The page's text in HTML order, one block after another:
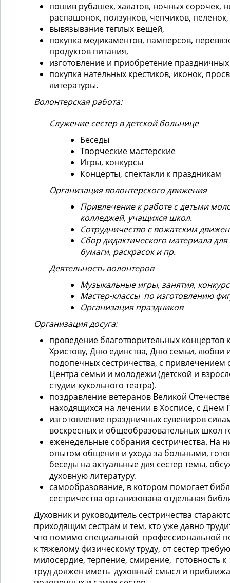
пошив рубашек, халатов, ночных сорочек,
распашонок, ползунков, чепчиков, пеленок,
вывязывание теплых вещей,
покупка медикаментов, памперсов,
продуктов питания,
изготовление и приобретение
покупка нательных крестиков, иконок,
литературы.
Волонтерская работа:
Служение сестер в детской больнице
Беседы
Творческие мастерские
Игры, конкурсы
Концерты, спектакли к праздникам
Организация волонтерского движения
Привлечение к работе с детьми
колледжей, учащихся школ.
Сотрудничество с вожатским
Сбор дидактического материала
бумаги, раскрасок и пр.
Деятельность волонтеров
Музыкальные игры, занятия,
Мастер-классы по изготовлению
Организация праздников
Организация досуга:
проведение благотворительных концертов
Христову, Дню единства, Дню семьи, любви
подопечных сестричества, с привлечением
Центра семьи и молодежи (детской и
студии кукольного театра).
поздравление ветеранов Великой
находящихся на лечении в Хосписе, с Днем
изготовление праздничных сувениров
воскресных и общеобразовательных школ
еженедельные собрания сестричества. На
опытом общения и ухода за больными,
беседы на актуальные для сестер темы,
духовную литературу.
самообразование, в котором помогает
сестричества организована отдельная
Духовник и руководитель сестричества
приходящим сестрам и тем, кто уже давно
что помимо специальной профессиональной
к тяжелому физическому труду, от сестер
милосердие, терпение, смирение, готовность
труд должен иметь духовный смысл и